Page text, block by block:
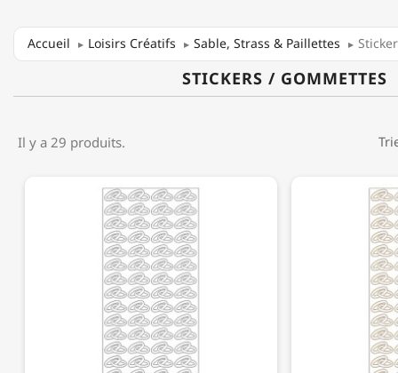
Accueil Loisirs Créatifs Sable, Strass & Paillettes
STICKERS / GOMMETTES
Il y a 29 produits.